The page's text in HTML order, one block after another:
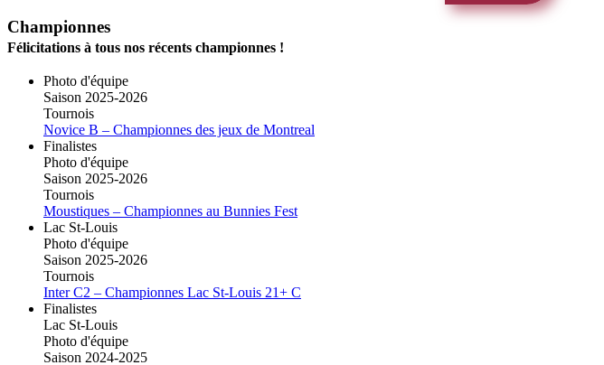
Championnes
Félicitations à tous nos récents championnes !
Photo d'équipe
Saison 2025-2026
Tournois
Novice B – Championnes des jeux de Montreal
Finalistes
Photo d'équipe
Saison 2025-2026
Tournois
Moustiques – Championnes au Bunnies Fest
Lac St-Louis
Photo d'équipe
Saison 2025-2026
Tournois
Inter C2 – Championnes Lac St-Louis 21+ C
Finalistes
Lac St-Louis
Photo d'équipe
Saison 2024-2025